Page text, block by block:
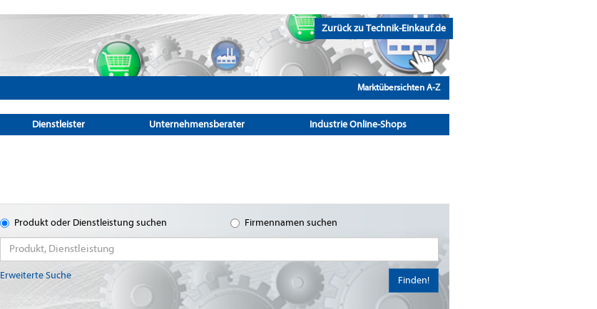
Zurück zu Technik-Einkauf.de
Marktübersichten A-Z
Dienstleister Unternehmensberater Industrie Online-Shops
Produkt oder Dienstleistung suchen Firmennamen suchen
Erweiterte Suche Finden!